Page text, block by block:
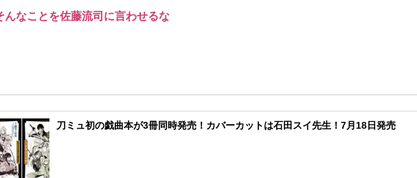
んなことを佐藤流司に言わせるな
刀ミュ初の戯曲本が3冊同時発売！カバーカットは石田スイ先生！7月18日発売